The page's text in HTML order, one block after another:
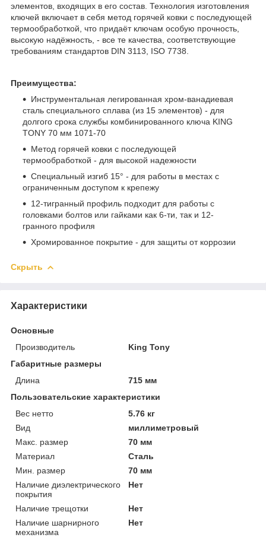
элементов, входящих в его состав. Технология изготовления
ключей включает в себя метод горячей ковки с последующей
термообработкой, что придаёт ключам особую прочность,
высокую надёжность, - все те качества, соответствующие
требованиям стандартов DIN 3113, ISO 7738.
Преимущества:
Инструментальная легированная хром-ванадиевая
сталь специального сплава (из 15 элементов) - для
долгого срока службы комбинированного ключа KING
TONY 70 мм 1071-70
Метод горячей ковки с последующей
термообработкой - для высокой надежности
Специальный изгиб 15° - для работы в местах с
ограниченным доступом к крепежу
12-тигранный профиль подходит для работы с
головками болтов или гайками как 6-ти, так и 12-
гранного профиля
Хромированное покрытие - для защиты от коррозии
Скрыть
Характеристики
Основные
Производитель
King Tony
Габаритные размеры
Длина
715 мм
Пользовательские характеристики
Вес нетто
5.76 кг
Вид
миллиметровый
Макс. размер
70 мм
Материал
Сталь
Мин. размер
70 мм
Наличие диэлектрического
покрытия
Нет
Наличие трещотки
Нет
Наличие шарнирного
механизма
Нет